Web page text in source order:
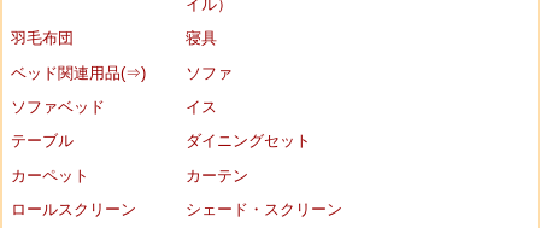
イル）
羽毛布団
寝具
ベッド関連用品(⇒)
ソファ
ソファベッド
イス
テーブル
ダイニングセット
カーペット
カーテン
ロールスクリーン
シェード・スクリーン